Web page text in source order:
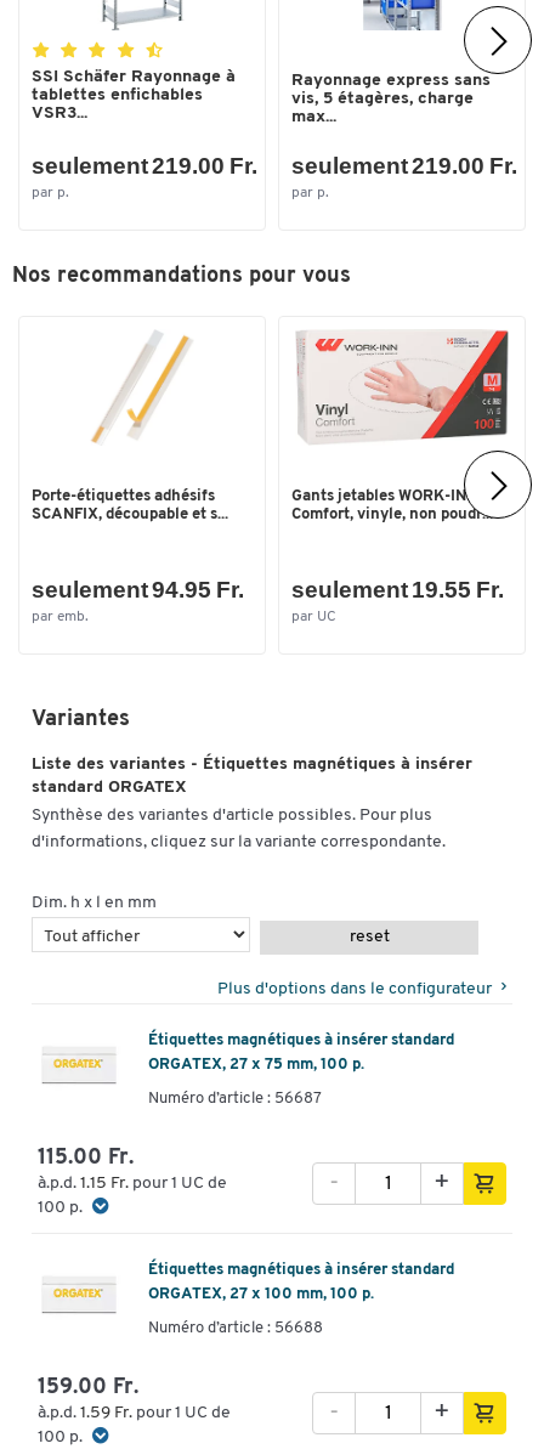
SSI Schäfer Rayonnage à
tablettes enfichables
VSR3...
seulement 219.00 Fr.
par p.
Rayonnage express sans
vis, 5 étagères, charge
max...
seulement 219.00 Fr.
par p.
Nos recommandations pour vous
Porte-étiquettes adhésifs
SCANFIX, découpable et s...
seulement 94.95 Fr.
par emb.
Gants jetables WORK-INN
Comfort, vinyle, non poudr...
seulement 19.55 Fr.
par UC
Variantes
Liste des variantes - Étiquettes magnétiques à insérer
standard ORGATEX
Synthèse des variantes d'article possibles. Pour plus
d'informations, cliquez sur la variante correspondante.
Dim. h x l en mm
reset
Plus d'options dans le configurateur
Étiquettes magnétiques à insérer standard
ORGATEX, 27 x 75 mm, 100 p.
Numéro d’article : 56687
115.00 Fr.
à.p.d. 1.15 Fr. pour 1 UC de
100 p.
+
-
Étiquettes magnétiques à insérer standard
ORGATEX, 27 x 100 mm, 100 p.
Numéro d’article : 56688
159.00 Fr.
à.p.d. 1.59 Fr. pour 1 UC de
100 p.
+
-
Toucher deux fois pour zoomer